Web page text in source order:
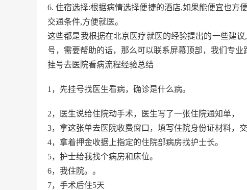
6. 住宿选择:根据病情选择便捷的酒店,如果能便宜也方
交通条件,方便就医。
这些都是我根据在北京医疗就医的经验提出的一些建
号，需要帮助的话，那么可以联系屏幕顶部，我们专业
挂号去医院看病流程经验总结
1，先挂号找医生看病，确诊是什么病。
2，医生说给住院动手术，医生写了一张住院通知单，
3，拿这张单去医院收费窗口，填写住院身份证材料，交
4，拿着押金收据上指定的住院部病房找护士长。
5，护士给我找个病房和床位。
6，我住院。。
7，手术后住5天